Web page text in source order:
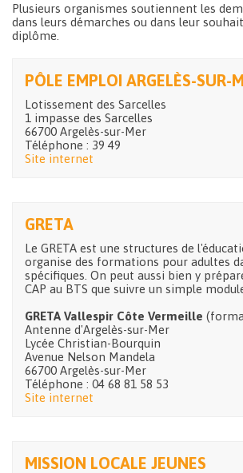
Plusieurs organismes soutiennent les
dans leurs démarches ou dans leur
diplôme.
PÔLE EMPLOI ARGELÈS-SUR-
Lotissement des Sarcelles
1 impasse des Sarcelles
66700 Argelès-sur-Mer
Téléphone : 39 49
Site internet
GRETA
Le GRETA est une structures de
organise des formations pour adultes
spécifiques. On peut aussi bien y
CAP au BTS que suivre un simple
GRETA Vallespir Côte Vermeille
Antenne d'Argelès-sur-Mer
Lycée Christian-Bourquin
Avenue Nelson Mandela
66700 Argelès-sur-Mer
Téléphone : 04 68 81 58 53
Site internet
MISSION LOCALE JEUNES